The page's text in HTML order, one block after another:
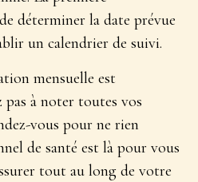
déterminer la date prévue
un calendrier de suivi.
mensuelle est
pas à noter toutes vos
vous pour ne rien
de santé est là pour vous
tout au long de votre